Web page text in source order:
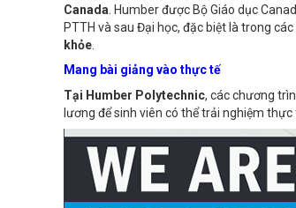
Canada . Humber được Bộ Giáo dục
PTTH và sau Đại học, đặc biệt là trong
khỏe
Mang bài giảng vào thực tế
Tại Humber Polytechnic, các chương
lương để sinh viên có thể trải nghiệm thực